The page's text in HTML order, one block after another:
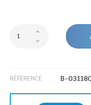
RÉFÉRENCE B-